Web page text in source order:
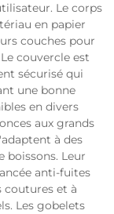
Le corps
en papier
couches pour
couvercle est
sécurisé qui
une bonne
en divers
aux grands
à des
boissons. Leur
anti-fuites
coutures et à
Les gobelets